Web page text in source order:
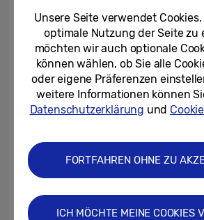
ihrer Funktionalität
enormen Spielraum zur
und Gestaltung. Bei der
neuen Lifestyle TVs für
Generation hat sich
besonders kompaktes und
seinem All-in-One Stand, der
elegantes
flexibel zu positionieren
360-Grad-Design rundum
Unsere Seite verwendet
optimale Nutzung der Seite zu
möchten wir auch optionale
können wählen, ob Sie alle
oder eigene Präferenzen
weitere Informationen können
Datenschutzerklärung und
FORTFAHREN OHNE ZU
ICH MÖCHTE MEINE COOKIES